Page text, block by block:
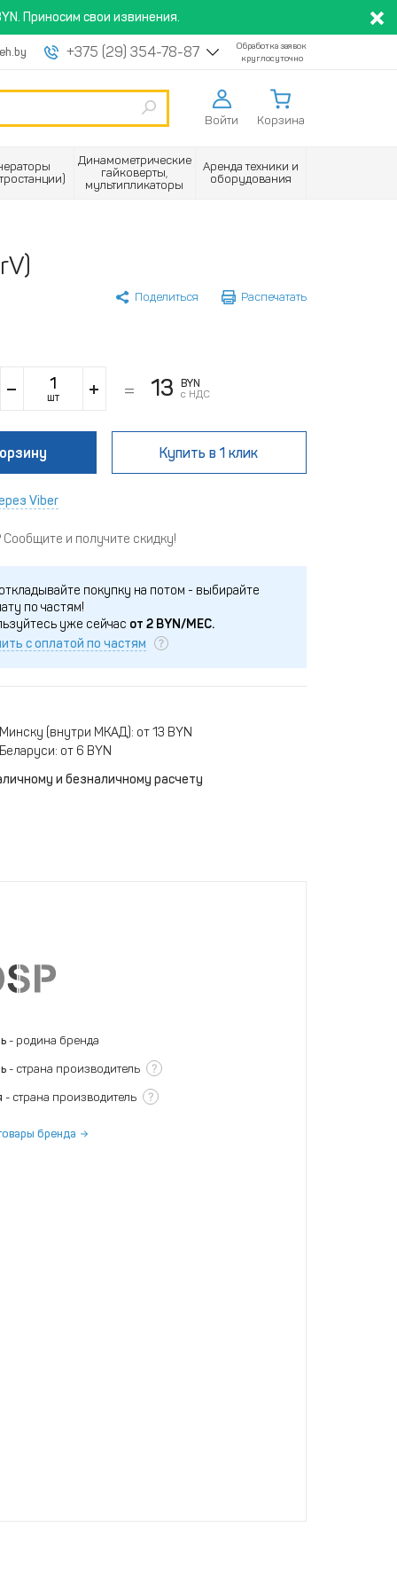
Приносим свои извинения.
+375 (29) 354-78-87
Обработка заявок
круглосуточно
Войти Корзина
Динамометрические
гайковерты,
мультипликаторы
Аренда техники и
оборудования
Поделиться Распечатать
шт 13
BYN
с НДС
Купить в 1 клик
Viber
и получите скидку!
покупку на потом - выбирайте
по частям!
уже сейчас от 2BYN/МЕС.
с оплатой по частям
(внутри МКАД): от 13 BYN
от 6 BYN
и безналичному расчету
- родина бренда
- страна производитель ?
- страна производитель ?
бренда